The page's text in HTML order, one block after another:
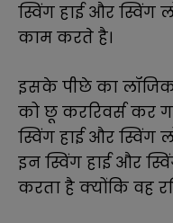
स्विंग हाई और स्विंग
काम करते है।
इसके पीछे का लॉजिक
को छू कररिवर्स कर
स्विंग हाई और स्विंग
इन स्विंग हाई और
करता है क्योंकि वह